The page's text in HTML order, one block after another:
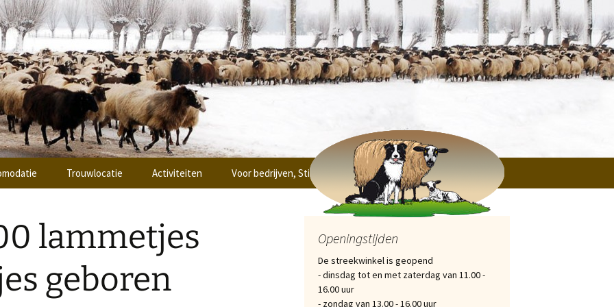
Ottoland
de “Hooiberg”
Trouwlocatie Activiteiten Voor bedrijven, Stichtingen, Verenigingen en particulieren
lammetjes
geboren
Openingstijden
De streekwinkel is geopend
- dinsdag tot en met zaterdag van 11.00 -
16.00 uur
- zondag van 13.00 - 16.00 uur